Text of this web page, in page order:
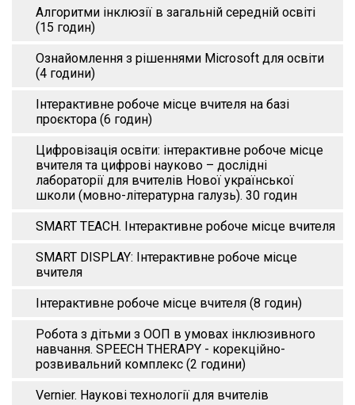
Алгоритми інклюзії в загальній середній освіті
(15 годин)
Ознайомлення з рішеннями Microsoft для освіти
(4 години)
Інтерактивне робоче місце вчителя на базі
проєктора (6 годин)
Цифровізація освіти: інтерактивне робоче місце
вчителя та цифрові науково – дослідні
лабораторії для вчителів Нової української
школи (мовно-літературна галузь). 30 годин
SMART TEACH. Інтерактивне робоче місце вчителя
SMART DISPLAY: Інтерактивне робоче місце
вчителя
Інтерактивне робоче місце вчителя (8 годин)
Робота з дітьми з ООП в умовах інклюзивного
навчання. SPEECH THERAPY - корекційно-
розвивальний комплекс (2 години)
Vernier. Наукові технології для вчителів